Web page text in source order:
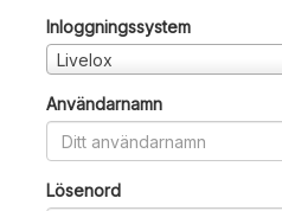
Inloggningssystem
Livelox
Användarnamn
Lösenord